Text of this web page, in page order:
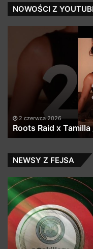
NOWOŚCI Z
2 czerwca 2026
Roots Raid x
NEWSY Z FEJSA
głosujemy
na
Nizioła…
2Cpopkillery-
202…